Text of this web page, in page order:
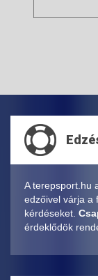
A terepsport.hu
edzőivel várja a
kérdéseket.
érdeklődök